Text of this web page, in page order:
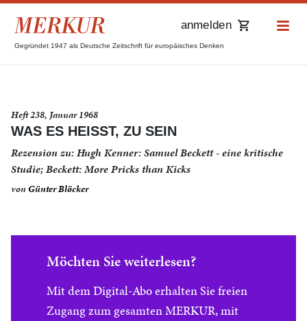
Gegründet 1947 als Deutsche Zeitschrift für europäisches Denken
anmelden
Heft 238, Januar 1968
WAS ES HEISST, ZU SEIN
Rezension zu: Hugh Kenner: Samuel Beckett - eine kritische
Studie; Beckett: More Pricks than Kicks
vonGünter Blöcker
Möchten Sie weiterlesen?
Mit dem Digital-Abo erhalten Sie freien
Zugang zum gesamten MERKUR, mit